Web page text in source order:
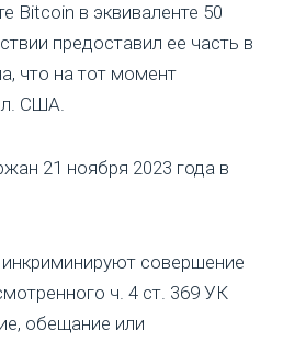
Bitcoin в эквиваленте 50
предоставил ее часть в
что на тот момент
США.
21 ноября 2023 года в
совершение
ч. 4 ст. 369 УК
обещание или